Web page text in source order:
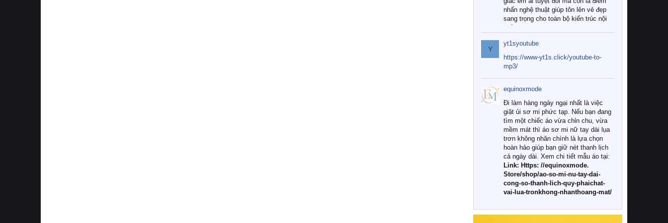
nhấn nghệ thuật giúp tôn lên vẻ đẹp
sang trọng cho toàn bộ kiến trúc nội
Tuy nhiên, giữa thị trường đa dạng
với vô vàn thương hiệu và mẫu mã
như hiện nay, làm thế nào để chọn
được những bộ chăn ga gối đệm cao
cấp thực sự chất lượng, phù hợp với
khí hậu và nhu cầu sử dụng của gia
đình? Hãy cùng chúng tôi đi tìm lời
giải đáp chi tiết qua bài viết dưới đây.
1. Tại sao các gia đình hiện đại lại ưa
chuộng chăn ga gối đệm cao cấp?
Khác với các dòng sản phẩm thông
thường, những bộ chăn ga gối đệm
cao cấp trải qua quy trình sản xuất
nghiêm ngặt từ khâu chọn lọc nguyên
liệu tự nhiên đến công nghệ dệt
nhuộm hiện đại không chứa hóa chất
này, bạn sẽ cảm nhận rõ rệt sự khác
Y
yt1syoutube
https://www-yt1s.click/youtube-to-
mp3/
equinoxmode
Đi làm hàng ngày ngại nhất là việc
giặt ủi sơ mi phức tạp. Nếu bạn đang
tìm một chiếc áo vừa chỉn chu, vừa
mềm mát thì áo sơ mi nữ tay dài lụa
trơn không nhăn chính là lựa chọn
hoàn hảo giúp bạn giữ nét thanh lịch
cả ngày dài. Xem chi tiết mẫu áo tại:
Link: Https: //equinoxmode.
Store/shop/ao-so-mi-nu-tay-dai-
cong-so-thanh-lich-quy-phaichat-
vai-lua-tronkhong-nhanthoang-mat/